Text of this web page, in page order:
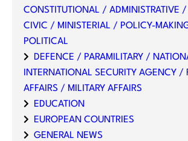
CONSTITUTIONAL / ADMINISTRATIVE
CIVIC / MINISTERIAL / POLICY-
POLITICAL
DEFENCE / PARAMILITARY /
INTERNATIONAL SECURITY AGENCY /
AFFAIRS / MILITARY AFFAIRS
EDUCATION
EUROPEAN COUNTRIES
GENERAL NEWS